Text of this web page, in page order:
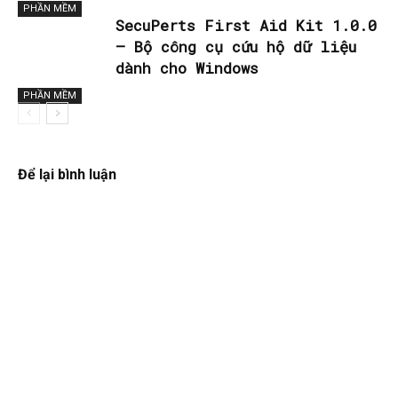
PHẦN MỀM
PHẦN MỀM
SecuPerts First Aid Kit 1.0.0
– Bộ công cụ cứu hộ dữ liệu
dành cho Windows
Để lại bình luận